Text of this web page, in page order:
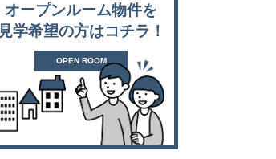
オープンルーム物件を
見学希望の方はコチラ！
OPEN ROOM